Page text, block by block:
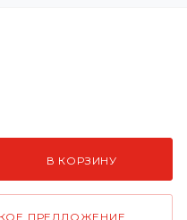
В КОРЗИНУ
ПРЕДЛОЖЕНИЕ